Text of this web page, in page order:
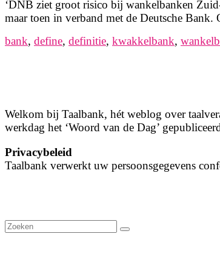
‘DNB ziet groot risico bij wankelbanken
maar toen in verband met de Deutsche
bank, define, definitie, kwakkelbank,
Welkom bij Taalbank, hét weblog over
werkdag het ‘Woord van de Dag’
Privacybeleid
Taalbank verwerkt uw persoonsgegevens
Zoeken